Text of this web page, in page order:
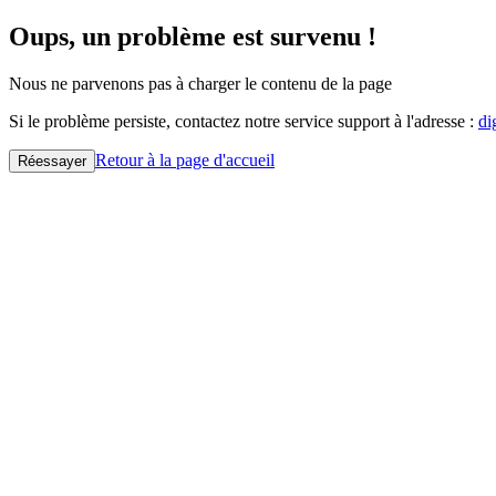
Oups, un problème est survenu !
Nous ne parvenons pas à charger le contenu de la page
Si le problème persiste, contactez notre service support à l'adresse :
Réessayer Retour à la page d'accueil